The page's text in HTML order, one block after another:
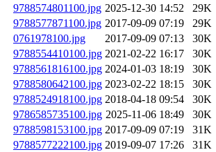
9788574801100.jpg 2025-12-30 14:52
29K
9788577871100.jpg 2017-09-09 07:19
29K
0761978100.jpg
2017-09-09 07:13
30K
9788554410100.jpg 2021-02-22 16:17
30K
9788561816100.jpg 2024-01-03 18:19
30K
9788580642100.jpg 2023-02-22 18:15
30K
9788524918100.jpg 2018-04-18 09:54
30K
9786585735100.jpg 2025-11-06 18:49
30K
9788598153100.jpg 2017-09-09 07:19
31K
9788577222100.jpg 2019-09-07 17:26
31K